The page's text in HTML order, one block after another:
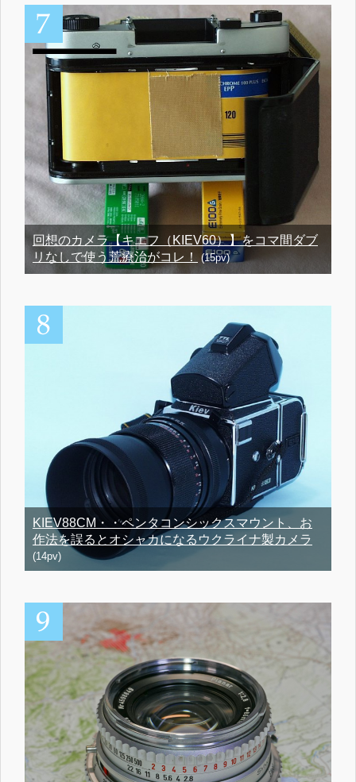
回想のカメラ【キエフ（KIEV60）】をコマ間ダブ
リなしで使う荒療治がコレ！
(15pv)
KIEV88CM・・ペンタコンシックスマウント、お
作法を誤るとオシャカになるウクライナ製カメラ
(14pv)